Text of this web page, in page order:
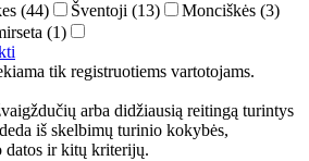
(44) Šventoji (13) Monciškės (3)
(1)
tik registruotiems vartotojams.
arba didžiausią reitingą turintys
iš skelbimų turinio kokybės,
datos ir kitų kriterijų.